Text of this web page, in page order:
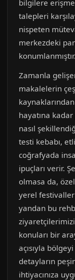
bilgilere
talepleri
nispeten
merkezdeki
konumlanmıştır.
Zamanla
makalelerin
hayatına
nasıl
testi kebabı,
coğrafyada
ipuçları verir.
olmasa da,
yerel festivaller
yandan bu
konuları bir
açısıyla
detayların
ihtiyacınıza